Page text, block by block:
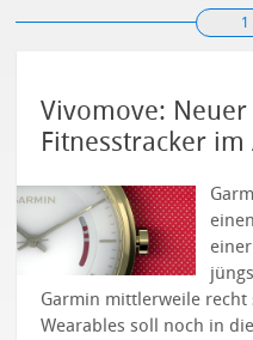
1
Vivomove:
Fitnesstracker
Garmin mittlerweile
Wearables soll noch in